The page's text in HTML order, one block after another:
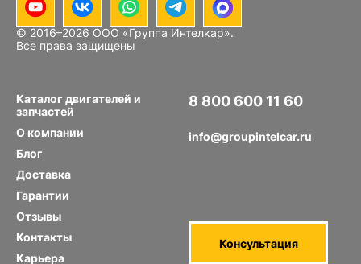
© 2016–2026 ООО «Группа Интелкар».
Все права защищены
Каталог двигателей и
запчастей
О компании
Блог
Доставка
Гарантии
Отзывы
Контакты
Карьера
8 800 600 11 60
info@groupintelcar.ru
Консультация